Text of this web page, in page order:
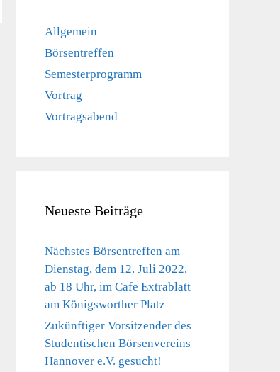
Allgemein
Börsentreffen
Semesterprogramm
Vortrag
Vortragsabend
Neueste Beiträge
Nächstes Börsentreffen am
Dienstag, dem 12. Juli 2022,
ab 18 Uhr, im Cafe Extrablatt
am Königsworther Platz
Zukünftiger Vorsitzender des
Studentischen Börsenvereins
Hannover e.V. gesucht!